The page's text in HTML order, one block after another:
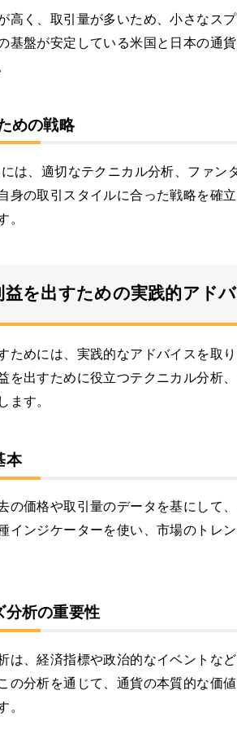
高く、取引量が多いため、小さなス
基盤が安定している米国と日本の通
めの戦略
は、適切なテクニカル分析、ファン
身の取引スタイルに合った戦略を確
。
益を出すための実践的アド
ためには、実践的なアドバイスを取
を出すために役立つテクニカル分析
ます。
本
の価格や取引量のデータを基にして
インジケーターを使い、市場のトレ
分析の重要性
は、経済指標や政治的なイベントな
の分析を通じて、通貨の本質的な価
。